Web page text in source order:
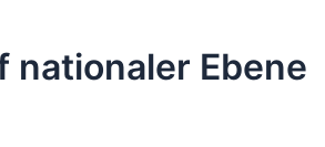
nationaler Ebene